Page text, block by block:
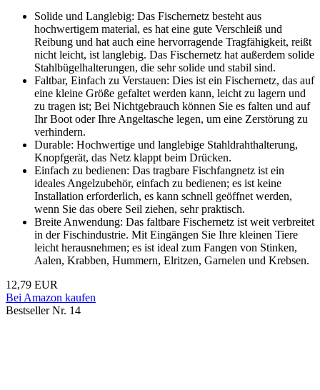
Solide und Langlebig: Das Fischernetz besteht aus
hochwertigem material, es hat eine gute Verschleiß und
Reibung und hat auch eine hervorragende Tragfähigkeit, reißt
nicht leicht, ist langlebig. Das Fischernetz hat außerdem solide
Stahlbügelhalterungen, die sehr solide und stabil sind.
Faltbar, Einfach zu Verstauen: Dies ist ein Fischernetz, das auf
eine kleine Größe gefaltet werden kann, leicht zu lagern und
zu tragen ist; Bei Nichtgebrauch können Sie es falten und auf
Ihr Boot oder Ihre Angeltasche legen, um eine Zerstörung zu
verhindern.
Durable: Hochwertige und langlebige Stahldrahthalterung,
Knopfgerät, das Netz klappt beim Drücken.
Einfach zu bedienen: Das tragbare Fischfangnetz ist ein
ideales Angelzubehör, einfach zu bedienen; es ist keine
Installation erforderlich, es kann schnell geöffnet werden,
wenn Sie das obere Seil ziehen, sehr praktisch.
Breite Anwendung: Das faltbare Fischernetz ist weit verbreitet
in der Fischindustrie. Mit Eingängen Sie Ihre kleinen Tiere
leicht herausnehmen; es ist ideal zum Fangen von Stinken,
Aalen, Krabben, Hummern, Elritzen, Garnelen und Krebsen.
12,79 EUR
Bei Amazon kaufen
Bestseller Nr. 14